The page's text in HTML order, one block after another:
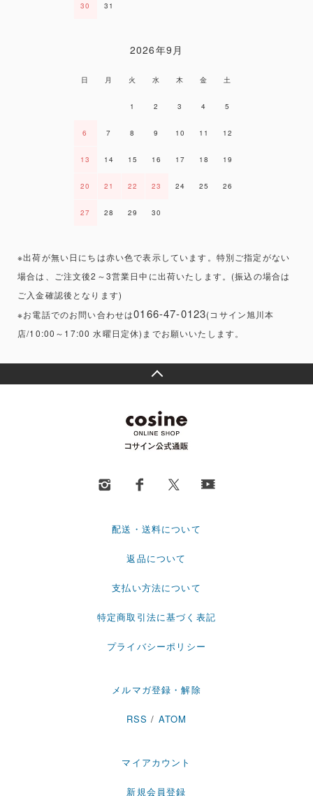
30 31
2026年9月
日 月 火 水 木 金 土
1 2 3 4 5
6 7 8 9 10 11 12
13 14 15 16 17 18 19
20 21 22 23 24 25 26
27 28 29 30
※出荷が無い日にちは赤い色で表示しています。特別ご指定がない
場合は、ご注文後2～3営業日中に出荷いたします。(振込の場合は
ご入金確認後となります)
※お電話でのお問い合わせは0166-47-0123(コサイン旭川本
店/10:00～17:00 水曜日定休)までお願いいたします。
配送・送料について
返品について
支払い方法について
特定商取引法に基づく表記
プライバシーポリシー
メルマガ登録・解除
RSS / ATOM
マイアカウント
新規会員登録